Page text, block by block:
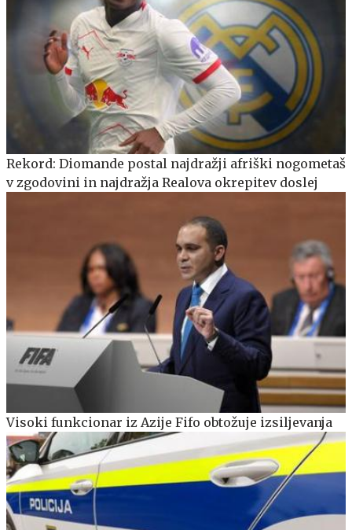
Rekord: Diomande postal najdražji afriški nogometaš
v zgodovini in najdražja Realova okrepitev doslej
Visoki funkcionar iz Azije Fifo obtožuje izsiljevanja